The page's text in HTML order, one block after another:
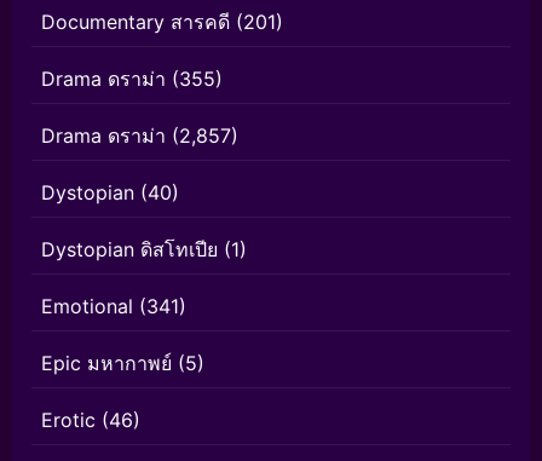
Documentary สารคดี (201)
Drama ดราม่า (355)
Drama ดราม่า (2,857)
Dystopian (40)
Dystopian ดิสโทเปีย (1)
Emotional (341)
Epic มหากาพย์ (5)
Erotic (46)